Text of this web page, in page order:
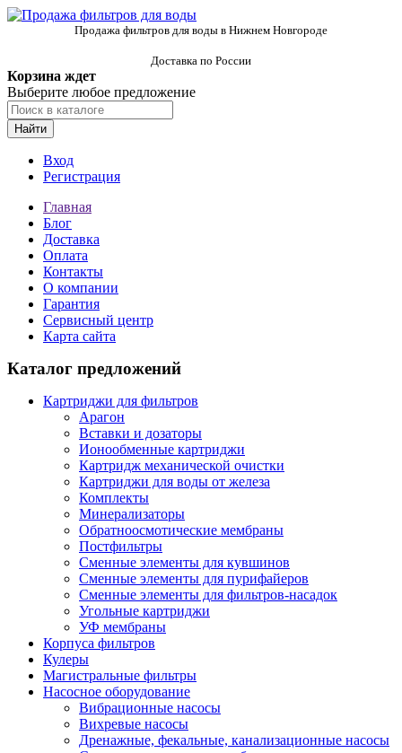
Продажа фильтров для воды в Нижнем Новгороде
Доставка по России
Корзина ждет
Выберите любое предложение
Найти
Вход
Регистрация
Главная
Блог
Доставка
Оплата
Контакты
О компании
Гарантия
Сервисный центр
Карта сайта
Каталог предложений
Картриджи для фильтров
Арагон
Вставки и дозаторы
Ионообменные картриджи
Картридж механической очистки
Картриджи для воды от железа
Комплекты
Минерализаторы
Обратноосмотические мембраны
Постфильтры
Сменные элементы для кувшинов
Сменные элементы для пурифайеров
Сменные элементы для фильтров-насадок
Угольные картриджи
УФ мембраны
Корпуса фильтров
Кулеры
Магистральные фильтры
Насосное оборудование
Вибрационные насосы
Вихревые насосы
Дренажные, фекальные, канализационные насосы